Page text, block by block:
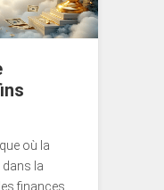
où la
la
finances